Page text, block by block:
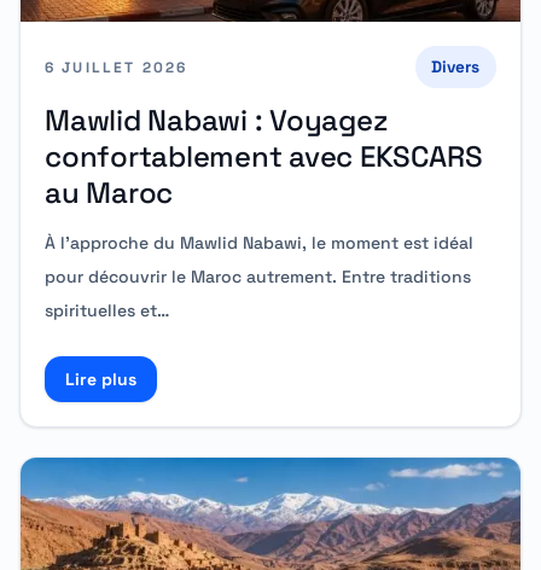
6 JUILLET 2026 Divers
Mawlid Nabawi : Voyagez
confortablement avec EKSCARS
au Maroc
À l’approche du Mawlid Nabawi, le moment est idéal
pour découvrir le Maroc autrement. Entre traditions
spirituelles et…
Lire plusRead more about Mawlid Nabawi : Voyagez